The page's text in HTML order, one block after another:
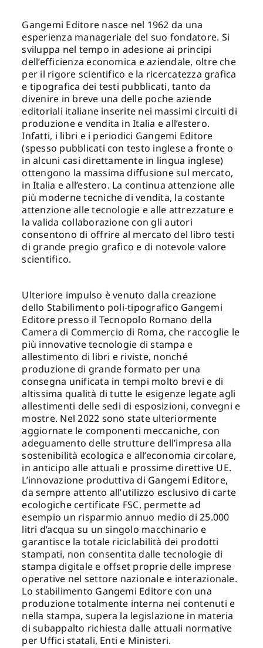
Proposte di pubblicazione
Gangemi Editore
Newsletter
Gangemi Editore nasce nel 1962 da una
esperienza manageriale del suo fondatore. Si
sviluppa nel tempo in adesione ai principi
dell’efficienza economica e aziendale, oltre che
per il rigore scientifico e la ricercatezza grafica
e tipografica dei testi pubblicati, tanto da
divenire in breve una delle poche aziende
editoriali italiane inserite nei massimi circuiti di
produzione e vendita in Italia e all’estero.
Infatti, i libri e i periodici Gangemi Editore
(spesso pubblicati con testo inglese a fronte o
in alcuni casi direttamente in lingua inglese)
ottengono la massima diffusione sul mercato,
in Italia e all’estero. La continua attenzione alle
più moderne tecniche di vendita, la costante
attenzione alle tecnologie e alle attrezzature e
la valida collaborazione con gli autori
consentono di offrire al mercato del libro testi
di grande pregio grafico e di notevole valore
scientifico.
Ulteriore impulso è venuto dalla creazione
dello Stabilimento poli-tipografico Gangemi
Editore presso il Tecnopolo Romano della
Camera di Commercio di Roma, che raccoglie le
più innovative tecnologie di stampa e
allestimento di libri e riviste, nonché
produzione di grande formato per una
consegna unificata in tempi molto brevi e di
altissima qualità di tutte le esigenze legate agli
allestimenti delle sedi di esposizioni, convegni e
mostre. Nel 2022 sono state ulteriormente
aggiornate le componenti meccaniche, con
adeguamento delle strutture dell’impresa alla
sostenibilità ecologica e all’economia circolare,
in anticipo alle attuali e prossime direttive UE.
L’innovazione produttiva di Gangemi Editore,
da sempre attento all’utilizzo esclusivo di carte
ecologiche certificate FSC, permette ad
esempio un risparmio annuo medio di 25.000
litri d’acqua su un singolo macchinario e
garantisce la totale riciclabilità dei prodotti
stampati, non consentita dalle tecnologie di
stampa digitale e offset proprie delle imprese
operative nel settore nazionale e interazionale.
Lo stabilimento Gangemi Editore con una
produzione totalmente interna nei contenuti e
nella stampa, supera la legislazione in materia
di subappalto richiesta dalle attuali normative
per Uffici statali, Enti e Ministeri.